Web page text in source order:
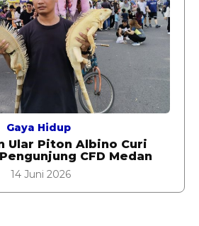
Gaya Hidup
Ular Piton Albino Curi
CFD Medan
14 Juni 2026